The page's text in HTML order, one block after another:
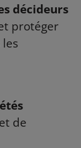
décideurs
protéger
de